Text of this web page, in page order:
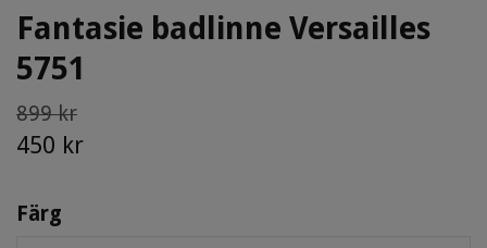
Fantasie badlinne Versailles
5751
899 kr
450 kr
Färg